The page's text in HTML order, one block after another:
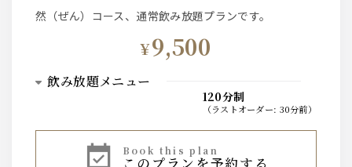
然（ぜん）コース、通常飲み放題プランです。
¥9,500
飲み放題メニュー
120分制
（ ラストオーダー: 30分前）
ザ・プレミアム・モルツ 中瓶
book this plan
このプランを予約する